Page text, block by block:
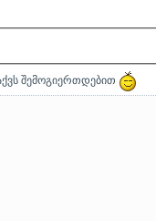
შემოგიერთდებით